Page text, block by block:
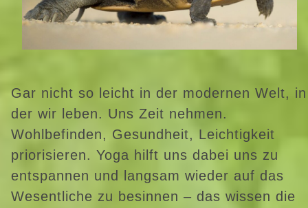
Gar nicht so leicht in der modernen Welt, in
der wir leben. Uns Zeit nehmen.
Wohlbefinden, Gesundheit, Leichtigkeit
priorisieren. Yoga hilft uns dabei uns zu
entspannen und langsam wieder auf das
Wesentliche zu besinnen – das wissen die